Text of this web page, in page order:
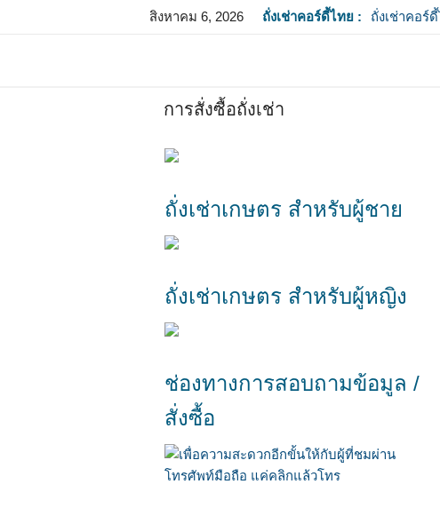
สิงหาคม 6, 2026 ถั่งเช่าคอร์ดี้ไทย :
ถั่งเช่าคอร์
การสั่งซื้อถั่งเช่า
ถั่งเช่าเกษตร สำหรับผู้ชาย
ถั่งเช่าเกษตร สำหรับผู้หญิง
ช่องทางการสอบถามข้อมูล /
สั่งซื้อ